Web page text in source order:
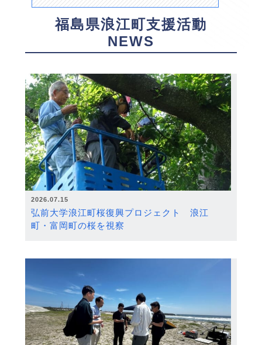
福島県浪江町支援活動
NEWS
2026.07.15
弘前大学浪江町桜復興プロジェクト 浪江
町・富岡町の桜を視察